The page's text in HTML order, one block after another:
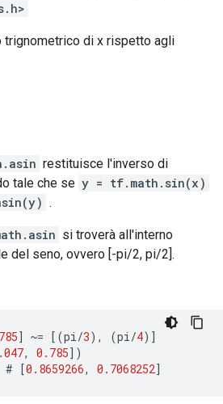
trignometrico di x rispetto agli
restituisce l'inverso di
tale che se y = tf.math.sin(x)
.
si troverà all'interno
del seno, ovvero [-pi/2, pi/2].
] ~= [(pi/3), (pi/4)]
, 0.785])
# [0.8659266, 0.7068252]